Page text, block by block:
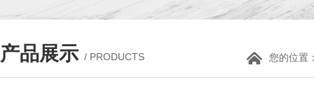
产品展示 / PRODUCTS 您的位置